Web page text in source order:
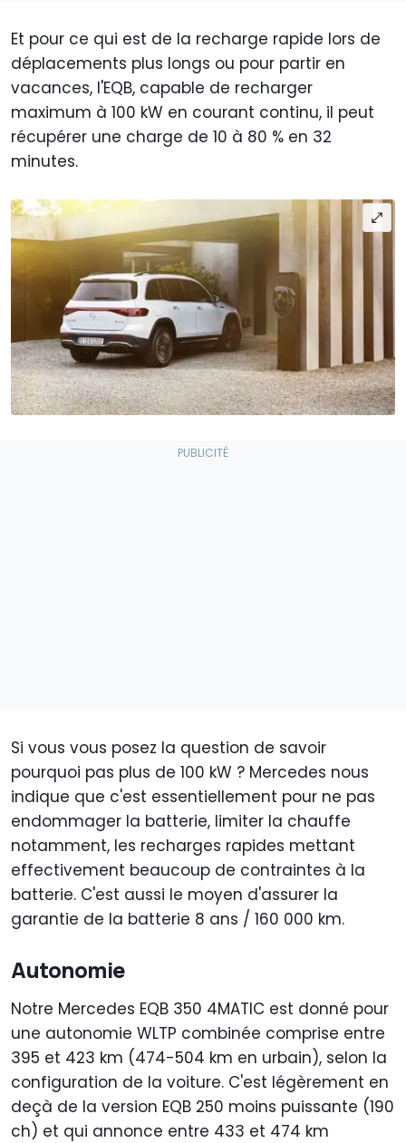
Et pour ce qui est de la recharge rapide lors de
déplacements plus longs ou pour partir en
vacances, l'EQB, capable de recharger
maximum à 100 kW en courant continu, il peut
récupérer une charge de 10 à 80 % en 32
minutes.
Si vous vous posez la question de savoir
pourquoi pas plus de 100 kW ? Mercedes nous
indique que c'est essentiellement pour ne pas
endommager la batterie, limiter la chauffe
notamment, les recharges rapides mettant
effectivement beaucoup de contraintes à la
batterie. C'est aussi le moyen d'assurer la
garantie de la batterie 8 ans / 160 000 km.
Autonomie
Notre Mercedes EQB 350 4MATIC est donné pour
une autonomie WLTP combinée comprise entre
395 et 423 km (474-504 km en urbain), selon la
configuration de la voiture. C'est légèrement en
deçà de la version EQB 250 moins puissante (190
ch) et qui annonce entre 433 et 474 km